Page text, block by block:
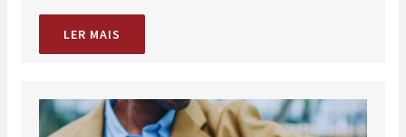
LER MAIS